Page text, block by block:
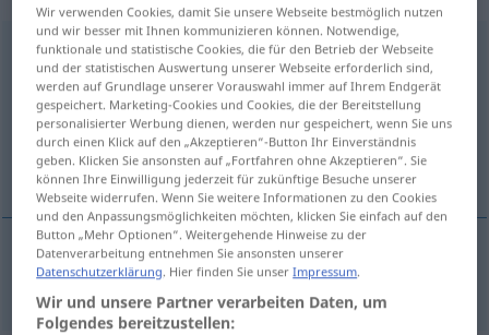
Beeinflussung f <Beeinflussung;-en>
Übersicht aller Übersetzungen
(Für mehr Details die Übersetzung anklicken/antippen)
etkileme, yönlendirme
etkileme, yönlendirme Beeinflussung
Wir verwenden Cookies, damit Sie unsere Webseite bestmöglich nutzen
und wir besser mit Ihnen kommunizieren können. Notwendige,
funktionale und statistische Cookies, die für den Betrieb der Webseite
und der statistischen Auswertung unserer Webseite erforderlich sind,
werden auf Grundlage unserer Vorauswahl immer auf Ihrem Endgerät
gespeichert. Marketing-Cookies und Cookies, die der Bereitstellung
personalisierter Werbung dienen, werden nur gespeichert, wenn Sie uns
durch einen Klick auf den „Akzeptieren“-Button Ihr Einverständnis
geben. Klicken Sie ansonsten auf „Fortfahren ohne Akzeptieren“. Sie
können Ihre Einwilligung jederzeit für zukünftige Besuche unserer
Webseite widerrufen. Wenn Sie weitere Informationen zu den Cookies
und den Anpassungsmöglichkeiten möchten, klicken Sie einfach auf den
Button „Mehr Optionen“. Weitergehende Hinweise zu der
Datenverarbeitung entnehmen Sie ansonsten unserer
Datenschutzerklärung. Hier finden Sie unserImpressum.
Wir und unsere Partner verarbeiten Daten, um
Folgendes bereitzustellen: